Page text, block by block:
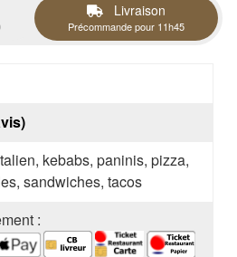
Livraison
Précommande pour 11h45
kebabs, paninis, pizza,
sandwiches, tacos
: